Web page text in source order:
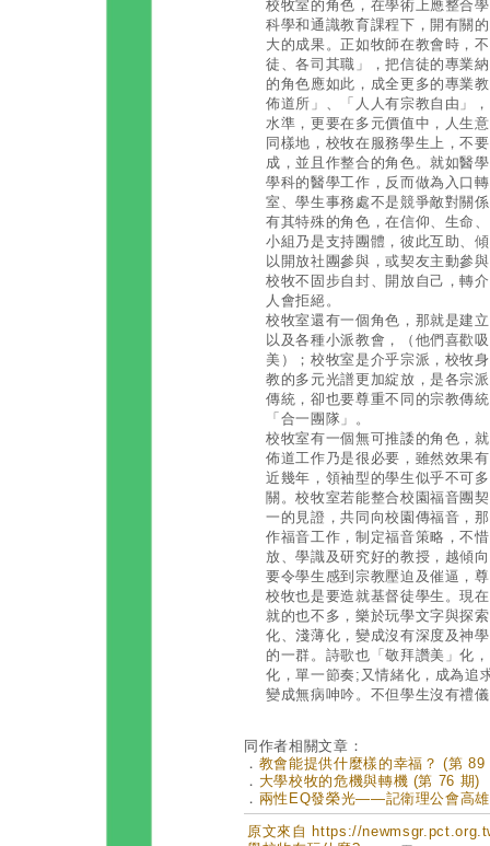
校牧室的角色，在學術上應整合
科學和通識教育課程下，開有關
大的成果。正如牧師在教會時，
徒、各司其職」，把信徒的專業
的角色應如此，成全更多的專業
佈道所」、「人人有宗教自由」
水準，更要在多元價值中，人生
同樣地，校牧在服務學生上，不
成，並且作整合的角色。就如醫
學科的醫學工作，反而做為入口
室、學生事務處不是競爭敵對關
有其特殊的角色，在信仰、生命
小組乃是支持團體，彼此互助、
以開放社團參與，或契友主動參
校牧不固步自封、開放自己，轉
人會拒絕。
校牧室還有一個角色，那就是建
以及各種小派教會，（他們喜歡
美）；校牧室是介乎宗派，校牧
教的多元光譜更加綻放，是各宗
傳統，卻也要尊重不同的宗教傳
「合一團隊」。
校牧室有一個無可推諉的角色，
佈道工作乃是很必要，雖然效果
近幾年，領袖型的學生似乎不可
關。校牧室若能整合校園福音團
一的見證，共同向校園傳福音，
作福音工作，制定福音策略，不
放、學識及研究好的教授，越傾
要令學生感到宗教壓迫及催逼，
校牧也是要造就基督徒學生。現
就的也不多，樂於玩學文字與探
化、淺薄化，變成沒有深度及神
的一群。詩歌也「敬拜讚美」化
化，單一節奏;又情緒化，成為追
變成無病呻吟。不但學生沒有禮
同作者相關文章：
． 教會能提供什麼樣的幸福？ (第 89
． 大學校牧的危機與轉機 (第 76 期)
． 兩性EQ發榮光——記衛理公會高
原文來自 https://